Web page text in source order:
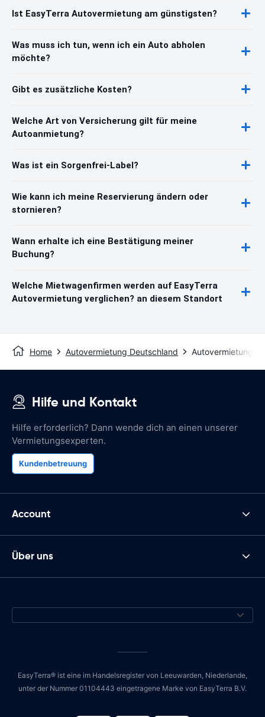
Ist EasyTerra Autovermietung am günstigsten?
Was muss ich tun, wenn ich ein Auto abholen
möchte?
Gibt es zusätzliche Kosten?
Welche Art von Versicherung gilt für meine
Autoanmietung?
Was ist ein Sorgenfrei-Label?
Wie kann ich meine Reservierung ändern oder
stornieren?
Wann erhalte ich eine Bestätigung meiner
Buchung?
Welche Mietwagenfirmen werden auf EasyTerra
Autovermietung verglichen? an diesem Standort
Home Autovermietung Deutschland Autovermietung
Hilfe und Kontakt
Hilfe erforderlich? Dann wende dich an einen unserer
Vermietungsexperten.
Kundenbetreuung
Account
Über uns
EasyTerra® ist eine im Handelsregister von Leeuwarden, Niederlande,
unter der Nummer 01104443 eingetragene Marke von EasyTerra B.V.